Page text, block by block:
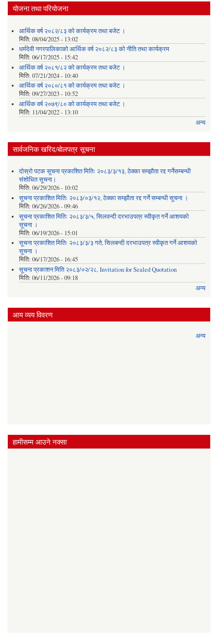
योजना तथा परियोजना
आर्थिक वर्ष २०८२/८३ को कार्यक्रम तथा बजेट ।
मिति: 08/04/2025 - 13:02
धर्मदेवी नगरपालिकाको आर्थिक वर्ष २०८२/८३ को नीति तथा कार्यक्रम
मिति: 06/17/2025 - 15:42
आर्थिक वर्ष २०८१/८२ को कार्यक्रम तथा बजेट ।
मिति: 07/21/2024 - 10:40
आर्थिक वर्ष २०८०/८१ को कार्यक्रम तथा बजेट ।
मिति: 09/27/2023 - 10:52
आर्थिक वर्ष २०७९/८० को कार्यक्रम तथा बजेट ।
मिति: 11/04/2022 - 13:10
अन्य
सार्वजनिक खरिद/बोलपत्र सूचना
दोस्रो पटक सूचना प्रकाशित मितिः २०८३/३/१३, ठेक्का सम्झौता रद्द गर्नेसम्बन्धी
संशोधित सूचना।
मिति: 06/29/2026 - 10:02
सूचना प्रकाशित मितिः २०८३/०३/१२, ठेक्का सम्झौता रद्द गर्ने सम्बन्धी सूचना ।
मिति: 06/26/2026 - 09:46
सूचना प्रकाशित मितिः २०८३/३/५, सिलवन्दी दरभाउपत्र स्वीकृत गर्ने आशयको
सूचना ।
मिति: 06/19/2026 - 15:01
सूचना प्रकाशित मितिः २०८३/३/३ गते, सिलबन्दी दरभाउपत्र स्वीकृत गर्ने आशयको
सूचना ।
मिति: 06/17/2026 - 16:45
सूचना प्रकाशन मिति २०८३/०२/२८, Invitation for Sealed Quotation
मिति: 06/11/2026 - 09:18
अन्य
आय व्यय विवरण
अन्य
हामीसम्म आउने नक्सा